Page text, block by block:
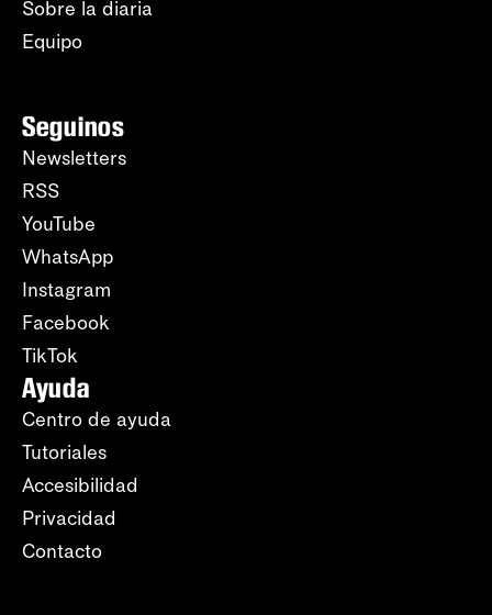
Sobre la diaria
Equipo
Seguinos
Newsletters
RSS
YouTube
WhatsApp
Instagram
Facebook
TikTok
Ayuda
Centro de ayuda
Tutoriales
Accesibilidad
Privacidad
Contacto